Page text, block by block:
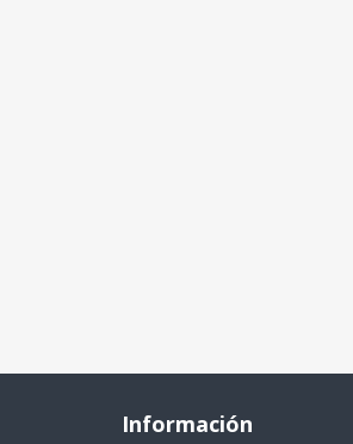
Información